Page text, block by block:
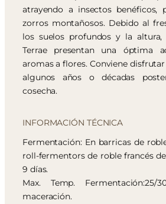
atrayendo a insectos benéficos,
zorros montañosos. Debido al
los suelos profundos y la
Terrae presentan una óptima
aromas a flores. Conviene
algunos años o décadas
cosecha.
INFORMACIÓN TÉCNICA
Fermentación: En barricas de
roll-fermentors de roble francés
9 días.
Max. Temp.
maceración.